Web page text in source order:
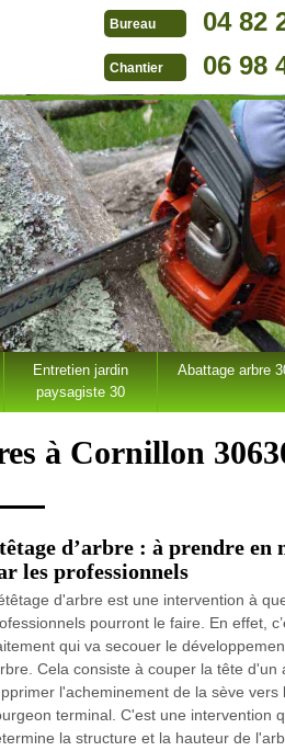
Bureau 04 82
Chantier 06 98
Entretien jardin
paysagiste 30
Abattage arbre
à Cornillon
d’arbre : à prendre en
les professionnels
d'arbre est une intervention à
pourront le faire. En effet,
qui va secouer le
Cela consiste à couper la tête d'un
l'acheminement de la sève vers
terminal. C'est une intervention
la structure et la hauteur de